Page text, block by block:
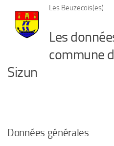
Les Beuzecois(es)
Les
commune
Sizun
Données générales